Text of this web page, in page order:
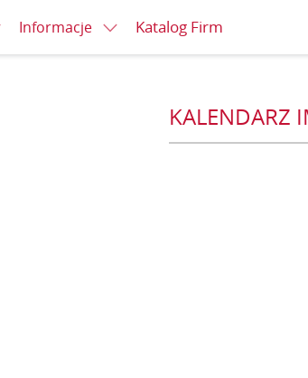
Informacje Katalog Firm
KALENDARZ